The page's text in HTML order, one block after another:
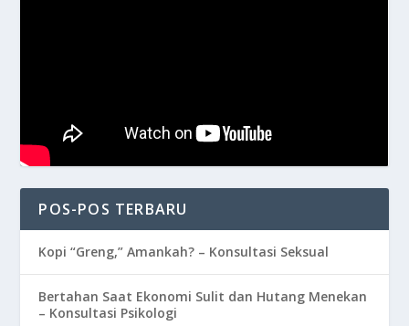
POS-POS TERBARU
Kopi “Greng,” Amankah? – Konsultasi Seksual
Bertahan Saat Ekonomi Sulit dan Hutang Menekan
– Konsultasi Psikologi